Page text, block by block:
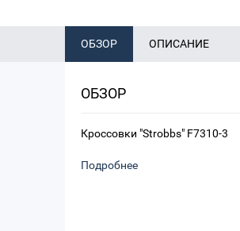
ОБЗОР ОПИСАНИЕ
ОБЗОР
Кроссовки "Strobbs" F7310-3
Подробнее